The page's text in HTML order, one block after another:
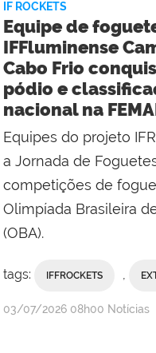
IF ROCKETS
Equipe de
IFFluminense
Cabo Frio
pódio e
nacional na
Equipes do projeto
a Jornada de
competições de
Olimpíada Brasileira
(OBA).
tags: IFFROCKETS ,
por
publicado
03/07/2026 08h00 Notícias